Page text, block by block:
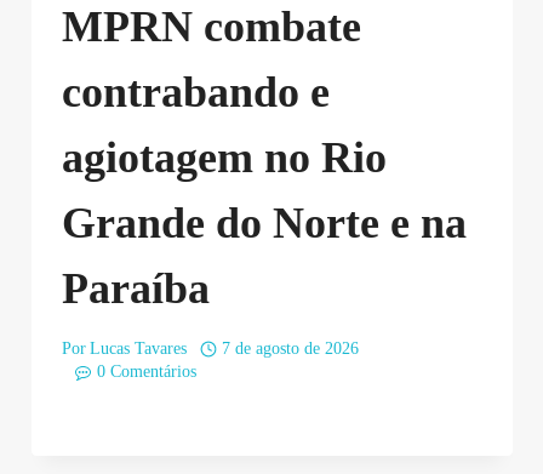
MPRN combate
contrabando e
agiotagem no Rio
Grande do Norte e na
Paraíba
Por Lucas Tavares
7 de agosto de 2026
0 Comentários